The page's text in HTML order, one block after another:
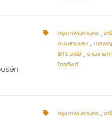
ริษัท
กรุงเทพมหานคร ,อา
ถนนสามเสน , เขตพญ
BTS อารีย์,งานขายท
โทรศัพท์
กรุงเทพมหานคร ,อา